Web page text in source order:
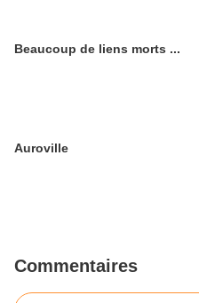
Beaucoup de liens morts ...
Auroville
Commentaires